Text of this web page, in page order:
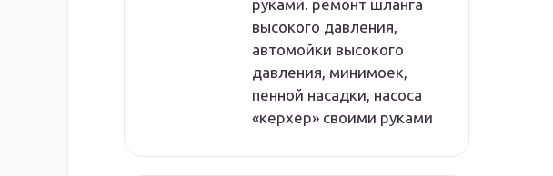
руками. ремонт шланга
высокого давления,
автомойки высокого
давления, минимоек,
пенной насадки, насоса
«керхер» своими руками